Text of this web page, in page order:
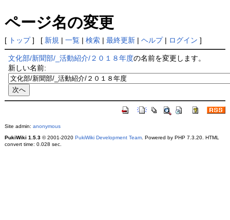
ページ名の変更
[ トップ] [ 新規 | 一覧| 検索| 最終更新| ヘルプ| ログイン ]
文化部/新聞部/_活動紹介/２０１８年度の名前を変更します。
新しい名前:
Site admin: anonymous
PukiWiki 1.5.3© 2001-2020 PukiWiki Development Team. Powered by PHP 7.3.20. HTML
convert time: 0.028 sec.